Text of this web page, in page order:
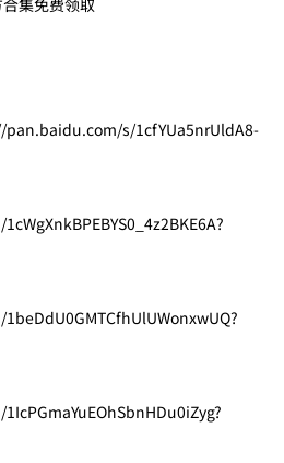
pan.baidu.com/s/1cfYUa5nrUldA8-